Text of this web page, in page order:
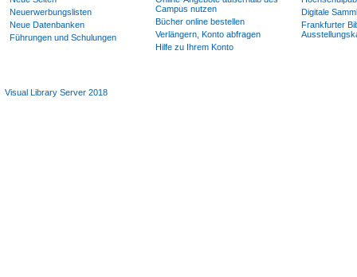
Neuerwerbungslisten
Neue Datenbanken
Führungen und Schulungen
Campus nutzen
Bücher online bestellen
Verlängern, Konto abfragen
Hilfe zu Ihrem Konto
Digitale
Frankfurter
Visual Library Server 2018